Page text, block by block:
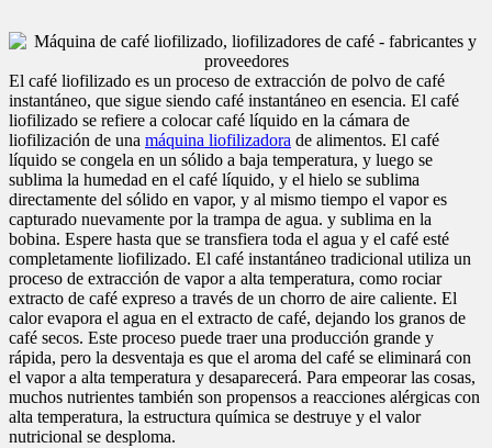
El café liofilizado es un proceso de extracción de polvo de café
instantáneo, que sigue siendo café instantáneo en esencia. El café
liofilizado se refiere a colocar café líquido en la cámara de
liofilización de una máquina liofilizadora de alimentos. El café
líquido se congela en un sólido a baja temperatura, y luego se
sublima la humedad en el café líquido, y el hielo se sublima
directamente del sólido en vapor, y al mismo tiempo el vapor es
capturado nuevamente por la trampa de agua. y sublima en la
bobina. Espere hasta que se transfiera toda el agua y el café esté
completamente liofilizado. El café instantáneo tradicional utiliza un
proceso de extracción de vapor a alta temperatura, como rociar
extracto de café expreso a través de un chorro de aire caliente. El
calor evapora el agua en el extracto de café, dejando los granos de
café secos. Este proceso puede traer una producción grande y
rápida, pero la desventaja es que el aroma del café se eliminará con
el vapor a alta temperatura y desaparecerá. Para empeorar las cosas,
muchos nutrientes también son propensos a reacciones alérgicas con
alta temperatura, la estructura química se destruye y el valor
nutricional se desploma.